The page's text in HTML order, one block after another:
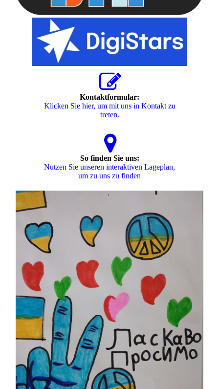
Kontaktformular:
Klicken Sie hier, um mit uns in Kontakt zu
treten.
So finden Sie uns:
Nutzen Sie unseren interaktiven La­ge­plan,
um zu uns zu finden